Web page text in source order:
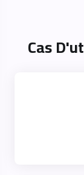
Cas